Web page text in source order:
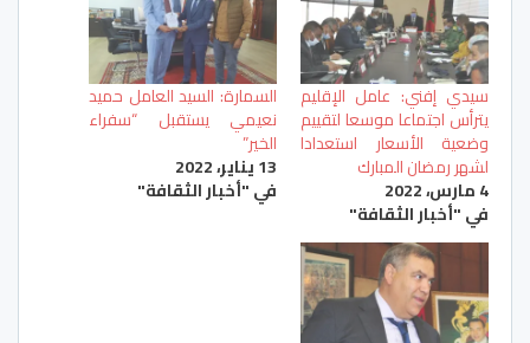
سيدي إفني: عامل الإقليم
يترأس اجتماعا موسعا لتقييم
وضعية الأسعار استعدادا
لشهر رمضان المبارك
4 مارس، 2022
في "أخبار الثقافة"
السمارة: السيد العامل حميد
نعيمي يستقبل “سفراء
الخير”
13 يناير، 2022
في "أخبار الثقافة"